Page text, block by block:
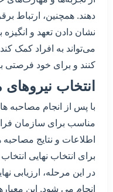
دهند. همچنین، ارتباط
نشان دادن تعهد و
می‌تواند به افراد کمک
کنند و برای خود فرصتی
انتخاب
با پس از انجام مصاحبه
مناسب برای سازمان
اطلاعات و نتایج
برای انتخاب نهایی
در این مرحله، ارزیابی
انجام می شود. این